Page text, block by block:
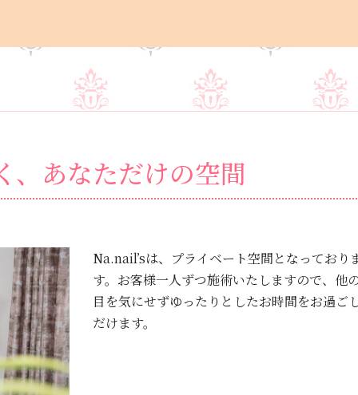
あなただけの空間
Na.nail’sは、プライベート空間となっており
す。お客様一人ずつ施術いたしますので、他
目を気にせずゆったりとしたお時間をお過ご
だけます。